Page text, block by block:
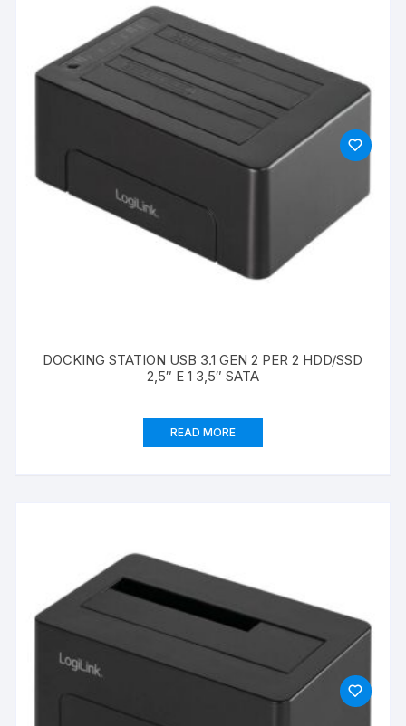
DOCKING STATION USB 3.1 GEN 2 PER 2 HDD/SSD
2,5″ E 1 3,5″ SATA
READ MORE